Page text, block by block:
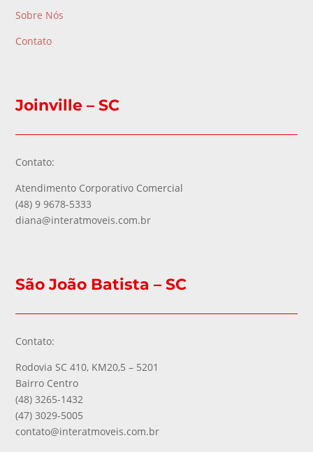
Sobre Nós
Contato
Joinville – SC
Contato:
Atendimento Corporativo Comercial
(48) 9 9678-5333
diana@interatmoveis.com.br
São João Batista – SC
Contato:
Rodovia SC 410, KM20,5 – 5201
Bairro Centro
(48) 3265-1432
(47) 3029-5005
contato@interatmoveis.com.br